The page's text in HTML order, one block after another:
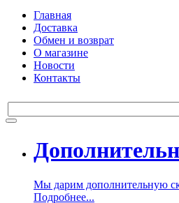
Главная
Доставка
Обмен и возврат
О магазине
Новости
Контакты
Мы дарим дополнительную
Подробнее...